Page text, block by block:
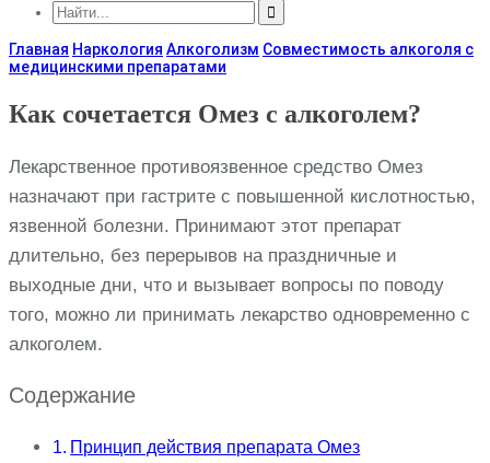
Главная Наркология Алкоголизм Совместимость алкоголя с
медицинскими препаратами
Как сочетается Омез с алкоголем?
Лекарственное противоязвенное средство Омез
назначают при гастрите с повышенной кислотностью,
язвенной болезни. Принимают этот препарат
длительно, без перерывов на праздничные и
выходные дни, что и вызывает вопросы по поводу
того, можно ли принимать лекарство одновременно с
алкоголем.
Содержание
Принцип действия препарата Омез